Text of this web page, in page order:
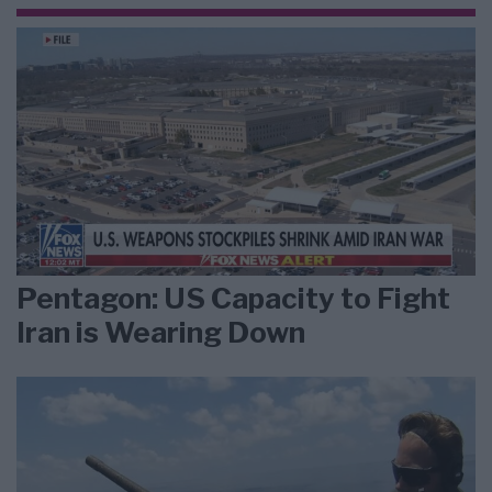
Pentagon: US Capacity to Fight
Iran is Wearing Down